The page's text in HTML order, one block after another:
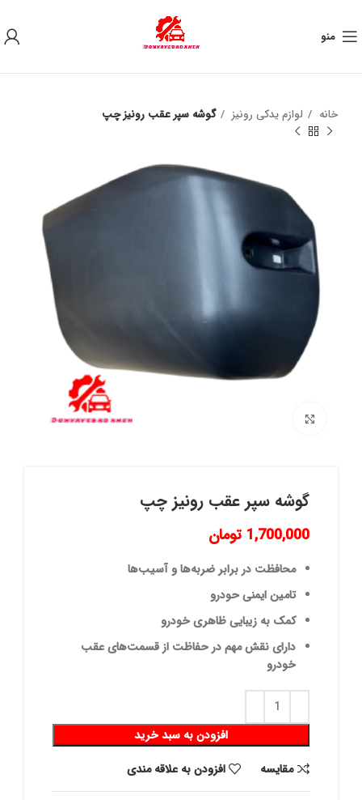
منو
خانه لوازم یدکی رونیز گوشه سپر عقب رونیز چپ
گوشه سپر عقب رونیز چپ
1,700,000 تومان
محافظت در برابر ضربه‌ها و آسیب‌ها
تامین ایمنی حودرو
کمک به زیبایی ظاهری خودرو
دارای نقش مهم در حفاظت از قسمت‌های عقب
خودرو
افزودن به سبد خرید
مقايسه
افزودن به علاقه مندی
به علت نوسان ارز ، لطفا قبل از خرید تماس بگیرید.